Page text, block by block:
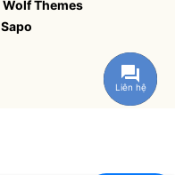
Wolf Themes
Sapo
Liên hệ